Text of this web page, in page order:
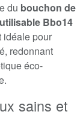
du bouchon de
Bbo14
idéale pour
redonnant
éco-
sains et